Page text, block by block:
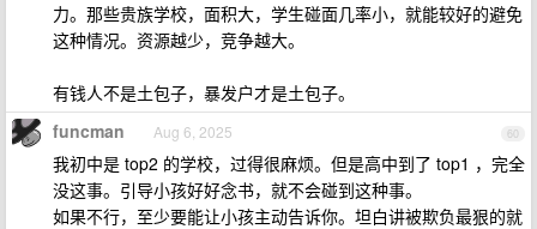
力。那些贵族学校，面积大，学生碰面几率小，就能较好的避免
这种情况。资源越少，竞争越大。
有钱人不是土包子，暴发户才是土包子。
60
funcman Aug 6, 2025
我初中是 top2 的学校，过得很麻烦。但是高中到了 top1 ，完全
没这事。引导小孩好好念书，就不会碰到这种事。
如果不行，至少要能让小孩主动告诉你。坦白讲被欺负最狠的就